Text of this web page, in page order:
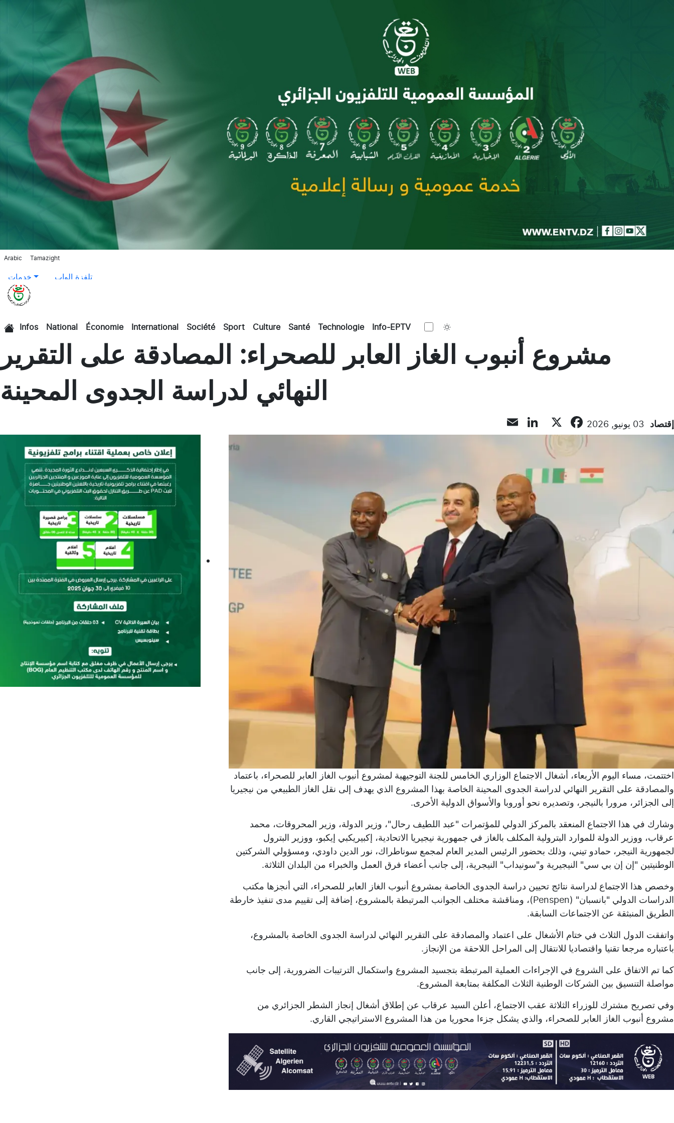
Aller au contenu principal
Arabic Tamazight
خدمات تلفزة الواب
Infos National Économie International Société Sport Culture Santé Technologie Info-EPTV
مشروع أنبوب الغاز العابر للصحراء: المصادقة على التقرير
النهائي لدراسة الجدوى المحينة
إقتصاد 03 يونيو, 2026 Facebook
LinkedIn
اختتمت، مساء اليوم الأربعاء، أشغال الاجتماع الوزاري الخامس للجنة التوجيهية لمشروع أنبوب الغاز العابر للصحراء، باعتماد
والمصادقة على التقرير النهائي لدراسة الجدوى المحينة الخاصة بهذا المشروع الذي يهدف إلى نقل الغاز الطبيعي من نيجيريا
إلى الجزائر، مرورا بالنيجر، وتصديره نحو أوروبا والأسواق الدولية الأخرى.
وشارك في هذا الاجتماع المنعقد بالمركز الدولي للمؤتمرات "عبد اللطيف رحال"، وزير الدولة، وزير المحروقات، محمد
عرقاب، ووزير الدولة للموارد البترولية المكلف بالغاز في جمهورية نيجيريا الاتحادية، إكبيريكبي إيكبو، ووزير البترول
لجمهورية النيجر، حمادو تيني، وذلك بحضور الرئيس المدير العام لمجمع سوناطراك، نور الدين داودي، ومسؤولي الشركتين
الوطنيتين "إن إن بي سي" النيجيرية و"سونيداب" النيجرية، إلى جانب أعضاء فرق العمل والخبراء من البلدان الثلاثة.
وخصص هذا الاجتماع لدراسة نتائج تحيين دراسة الجدوى الخاصة بمشروع أنبوب الغاز العابر للصحراء، التي أنجزها مكتب
الدراسات الدولي "بانسبان" (Penspen)، ومناقشة مختلف الجوانب المرتبطة بالمشروع، إضافة إلى تقييم مدى تنفيذ خارطة
الطريق المنبثقة عن الاجتماعات السابقة.
واتفقت الدول الثلاث في ختام الأشغال على اعتماد والمصادقة على التقرير النهائي لدراسة الجدوى الخاصة بالمشروع،
باعتباره مرجعا تقنيا واقتصاديا للانتقال إلى المراحل اللاحقة من الإنجاز.
كما تم الاتفاق على الشروع في الإجراءات العملية المرتبطة بتجسيد المشروع واستكمال الترتيبات الضرورية، إلى جانب
مواصلة التنسيق بين الشركات الوطنية الثلاث المكلفة بمتابعة المشروع.
وفي تصريح مشترك للوزراء الثلاثة عقب الاجتماع، أعلن السيد عرقاب عن إطلاق أشغال إنجاز الشطر الجزائري من
مشروع أنبوب الغاز العابر للصحراء، والذي يشكل جزءا محوريا من هذا المشروع الاستراتيجي القاري.